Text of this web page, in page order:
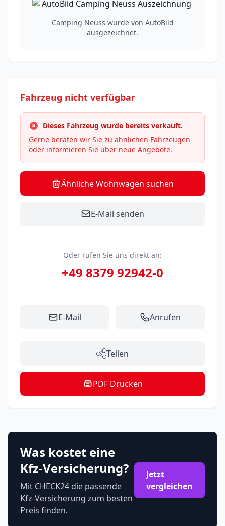
Camping Neuss wurde von AutoBild
ausgezeichnet.
Fahrzeug nicht verfügbar
Dieses Fahrzeug wurde bereits verkauft.
Gerne beraten wir Sie zu ähnlichen Fahrzeugen
oder informieren Sie über neue Angebote.
Ähnliche Wohnwagen suchen
E-Mail senden
Oder rufen Sie uns direkt an:
+49 8379 92942-0
E-Mail Anrufen
Teilen
PDF Drucken
Was kostet eine
Kfz-Versicherung?
Mit CHECK24 die passende
Kfz-Versicherung zum besten
Preis finden.
Jetzt
vergleichen